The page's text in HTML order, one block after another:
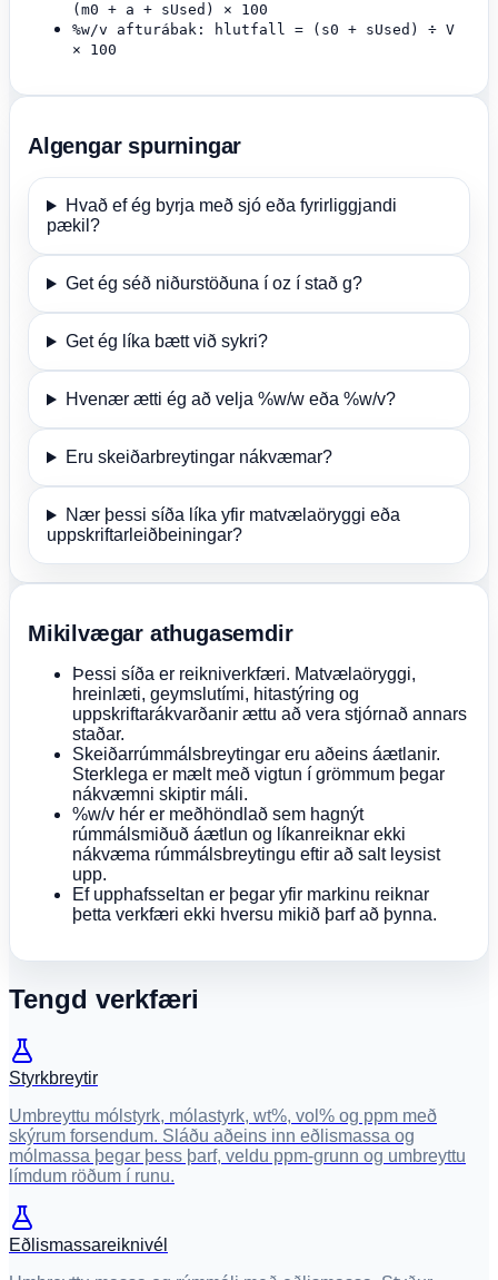
(m0 + a + sUsed) × 100
%w/v afturábak: hlutfall = (s0 + sUsed) ÷ V
× 100
Algengar spurningar
Hvað ef ég byrja með sjó eða fyrirliggjandi
pækil?
Get ég séð niðurstöðuna í oz í stað g?
Get ég líka bætt við sykri?
Hvenær ætti ég að velja %w/w eða %w/v?
Eru skeiðarbreytingar nákvæmar?
Nær þessi síða líka yfir matvælaöryggi eða
uppskriftarleiðbeiningar?
Mikilvægar athugasemdir
Þessi síða er reikniverkfæri. Matvælaöryggi,
hreinlæti, geymslutími, hitastýring og
uppskriftarákvarðanir ættu að vera stjórnað annars
staðar.
Skeiðarrúmmálsbreytingar eru aðeins áætlanir.
Sterklega er mælt með vigtun í grömmum þegar
nákvæmni skiptir máli.
%w/v hér er meðhöndlað sem hagnýt
rúmmálsmiðuð áætlun og líkanreiknar ekki
nákvæma rúmmálsbreytingu eftir að salt leysist
upp.
Ef upphafsseltan er þegar yfir markinu reiknar
þetta verkfæri ekki hversu mikið þarf að þynna.
Tengd verkfæri
Styrkbreytir
Umbreyttu mólstyrk, mólastyrk, wt%, vol% og ppm með
skýrum forsendum. Sláðu aðeins inn eðlismassa og
mólmassa þegar þess þarf, veldu ppm-grunn og umbreyttu
límdum röðum í runu.
Eðlismassareiknivél